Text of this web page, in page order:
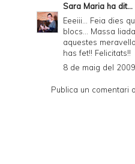
Sara Maria ha dit...
Eeeiii... Feia dies
blocs... Massa
aquestes
has fet!! Felicitats!!
8 de maig del
Publica un comentari